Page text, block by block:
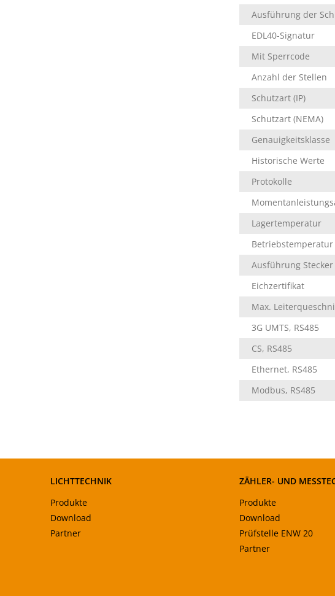
Ausführung der
EDL40-Signatur
Mit Sperrcode
Anzahl der Stellen
Schutzart (IP)
Schutzart (NEMA)
Genauigkeitsklasse
Historische Werte
Protokolle
Lagertemperatur
Betriebstemperatur
Ausführung
Eichzertifikat
Max.
3G UMTS, RS485
CS, RS485
Ethernet, RS485
Modbus, RS485
LICHTTECHNIK
Produkte
Download
Partner
ZÄHLER- UND
Produkte
Download
Prüfstelle ENW 20
Partner